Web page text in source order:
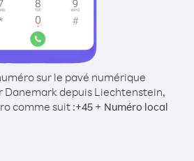
sur le pavé numérique
Danemark depuis Liechtenstein,
comme suit :+45+ Numéro local